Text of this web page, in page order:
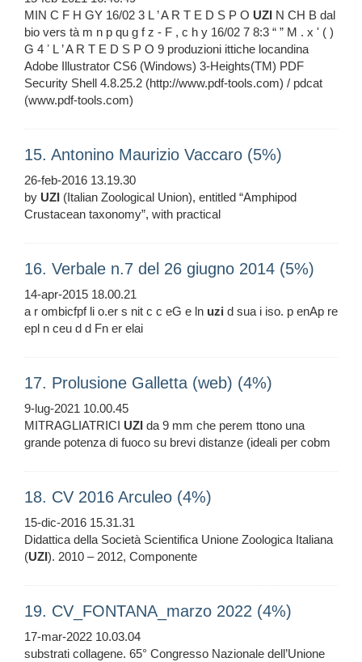
MIN C F H GY 16/02 3 L ’ A R T E D S P O UZI N CH B dal
bio vers tà m n p qu g f z - F , c h y 16/02 7 8:3 “ ” M . x ' ( )
G 4 ʼ L ’ A R T E D S P O 9 produzioni ittiche locandina
Adobe Illustrator CS6 (Windows) 3-Heights(TM) PDF
Security Shell 4.8.25.2 (http://www.pdf-tools.com) / pdcat
(www.pdf-tools.com)
15. Antonino Maurizio Vaccaro (5%)
26-feb-2016 13.19.30
by UZI (Italian Zoological Union), entitled “Amphipod
Crustacean taxonomy”, with practical
16. Verbale n.7 del 26 giugno 2014 (5%)
14-apr-2015 18.00.21
a r ombicfpf li o.er s nit c c eG e ln uzi d sua i iso. p enAp re
epl n ceu d d Fn er elai
17. Prolusione Galletta (web) (4%)
9-lug-2021 10.00.45
MITRAGLIATRICI UZI da 9 mm che perem ttono una
grande potenza di fuoco su brevi distanze (ideali per cobm
18. CV 2016 Arculeo (4%)
15-dic-2016 15.31.31
Didattica della Società Scientifica Unione Zoologica Italiana
(UZI). 2010 – 2012, Componente
19. CV_FONTANA_marzo 2022 (4%)
17-mar-2022 10.03.04
substrati collagene. 65° Congresso Nazionale dell’Unione